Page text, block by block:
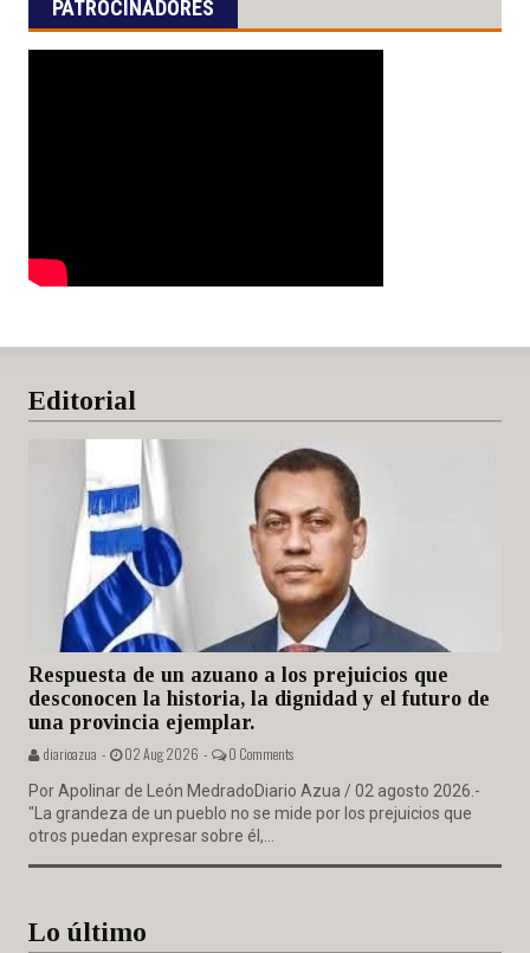
PATROCINADORES
Editorial
Respuesta de un azuano a los prejuicios que
desconocen la historia, la dignidad y el futuro de
una provincia ejemplar.
diarioazua - 02 Aug 2026 - 0 Comments
Por Apolinar de León MedradoDiario Azua / 02 agosto 2026.-
"La grandeza de un pueblo no se mide por los prejuicios que
otros puedan expresar sobre él,...
Lo último